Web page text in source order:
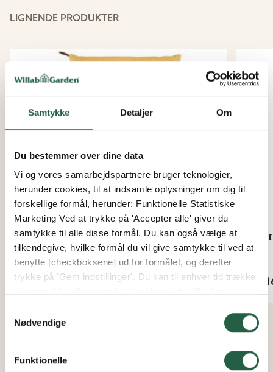
Samtykke Detaljer Om
Du bestemmer over dine data
Vi og vores samarbejdspartnere bruger teknologier,
herunder cookies, til at indsamle oplysninger om dig til
forskellige formål, herunder: Funktionelle Statistiske
Marketing Ved at trykke på 'Accepter alle' giver du
samtykke til alle disse formål. Du kan også vælge at
tilkendegive, hvilke formål du vil give samtykke til ved at
benytte [checkboksene] ud for formålet, og derefter
trykke på 'Gem indstillinger'. Du kan til enhver tid trække
mere om vores brug af cookies og andre teknologier,
Nødvendige
Funktionelle
LIGNENDE PRODUKTER
Leaves sidepude
Fra
127 kr.